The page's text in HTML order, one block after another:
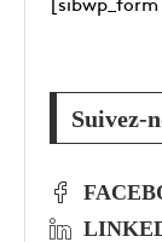
Suivez-